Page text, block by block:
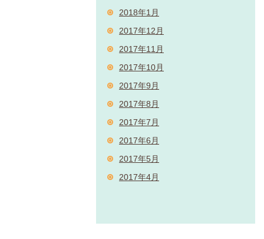
2018年1月
2017年12月
2017年11月
2017年10月
2017年9月
2017年8月
2017年7月
2017年6月
2017年5月
2017年4月